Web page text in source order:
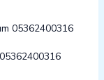
05362400316